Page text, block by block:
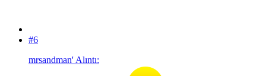
#6
mrsandman' Alıntı: